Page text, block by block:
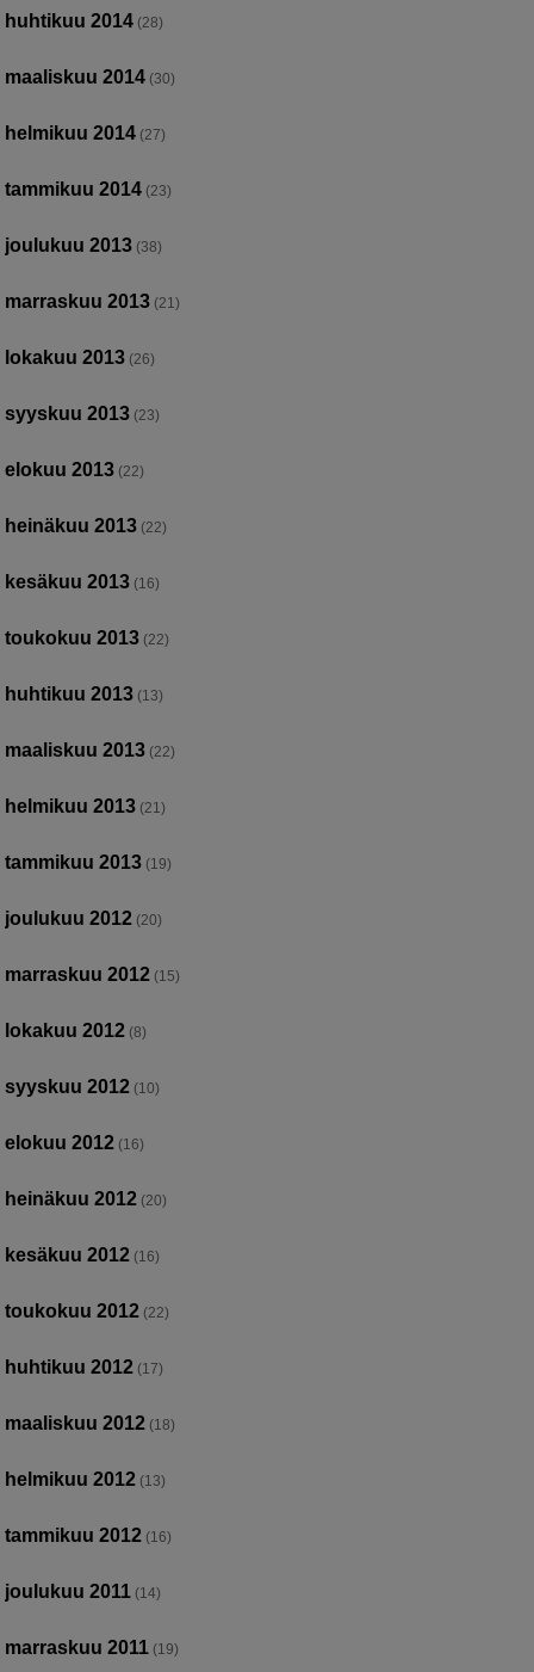
huhtikuu 2014 (28)
maaliskuu 2014 (30)
helmikuu 2014 (27)
tammikuu 2014 (23)
joulukuu 2013 (38)
marraskuu 2013 (21)
lokakuu 2013 (26)
syyskuu 2013 (23)
elokuu 2013 (22)
heinäkuu 2013 (22)
kesäkuu 2013 (16)
toukokuu 2013 (22)
huhtikuu 2013 (13)
maaliskuu 2013 (22)
helmikuu 2013 (21)
tammikuu 2013 (19)
joulukuu 2012 (20)
marraskuu 2012 (15)
lokakuu 2012 (8)
syyskuu 2012 (10)
elokuu 2012 (16)
heinäkuu 2012 (20)
kesäkuu 2012 (16)
toukokuu 2012 (22)
huhtikuu 2012 (17)
maaliskuu 2012 (18)
helmikuu 2012 (13)
tammikuu 2012 (16)
joulukuu 2011 (14)
marraskuu 2011 (19)